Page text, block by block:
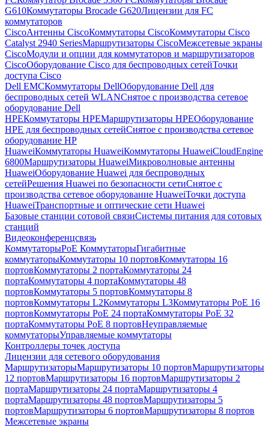
G610Коммутаторы Brocade G620Лицензии для FC
коммутаторов
CiscoАнтенны CiscoКоммутаторы CiscoКоммутаторы Cisco
Catalyst 2940 SeriesМаршрутизаторы CiscoМежсетевые экраны
CiscoМодули и опции для коммутаторов и маршрутизаторов
CiscoОборудование Cisco для беспроводных сетейТочки
доступа Cisco
Dell EMCКоммутаторы DellОборудование Dell для
беспроводных сетей WLANСнятое с производства сетевое
оборудование Dell
HPEКоммутаторы HPEМаршрутизаторы HPEОборудование
HPE для беспроводных сетейСнятое с производства сетевое
оборудование HP
HuaweiКоммутаторы HuaweiКоммутаторы HuaweiCloudEngine
6800Маршрутизаторы HuaweiМикроволновые антенны
HuaweiОборудование Huawei для беспроводных
сетейРешения Huawei по безопасности сетиСнятое с
производства сетевое оборудование HuaweiТочки доступа
HuaweiТранспортные и оптические сети Huawei
Базовые станции сотовой связиСистемы питания для сотовых
станций
Видеоконференцсвязь
КоммутаторыPoE КоммутаторыГигабитные
коммутаторыКоммутаторы 10 портовКоммутаторы 16
портовКоммутаторы 2 портаКоммутаторы 24
портаКоммутаторы 4 портаКоммутаторы 48
портовКоммутаторы 5 портовКоммутаторы 8
портовКоммутаторы L2Коммутаторы L3Коммутаторы PoE 16
портовКоммутаторы PoE 24 портаКоммутаторы PoE 32
портаКоммутаторы PoE 8 портовНеуправляемые
коммутаторыУправляемые коммутаторы
Контроллеры точек доступа
Лицензии для сетевого оборудования
МаршрутизаторыМаршрутизаторы 10 портовМаршрутизаторы
12 портовМаршрутизаторы 16 портовМаршрутизаторы 2
портаМаршрутизаторы 24 портаМаршрутизаторы 4
портаМаршрутизаторы 48 портовМаршрутизаторы 5
портовМаршрутизаторы 6 портовМаршрутизаторы 8 портов
Межсетевые экраны